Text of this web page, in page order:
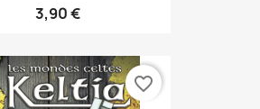
3,90 €
favorite_border